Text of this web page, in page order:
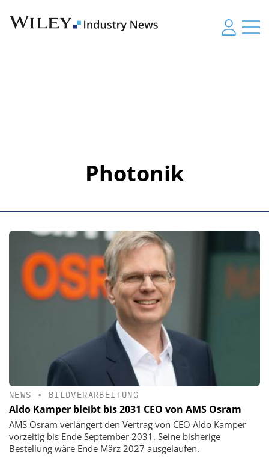
Photonik
NEWS • BILDVERARBEITUNG
Aldo Kamper bleibt bis 2031 CEO von AMS Osram
AMS Osram verlängert den Vertrag von CEO Aldo Kamper
vorzeitig bis Ende September 2031. Seine bisherige
Bestellung wäre Ende März 2027 ausgelaufen.